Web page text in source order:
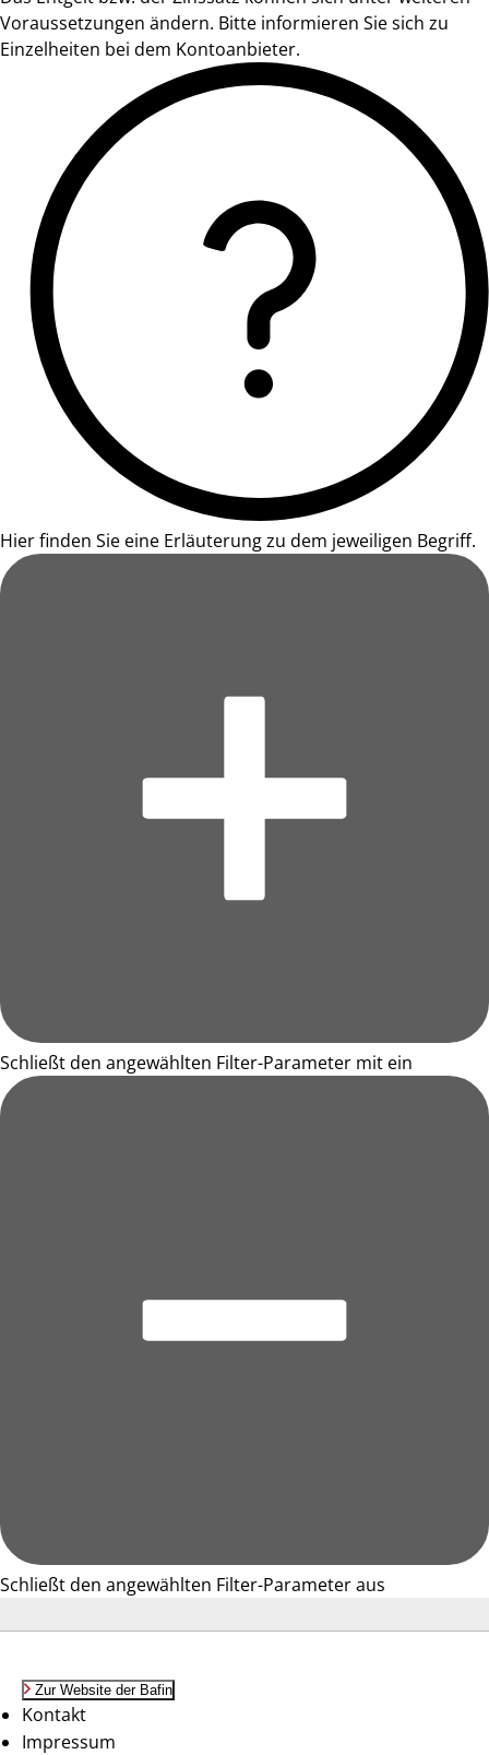
Voraussetzungen ändern. Bitte informieren Sie sich zu
Einzelheiten bei dem Kontoanbieter.
Hier finden Sie eine Erläuterung zu dem jeweiligen Begriff.
Schließt den angewählten Filter-Parameter mit ein
Schließt den angewählten Filter-Parameter aus
Zur Website der Bafin
Kontakt
Impressum